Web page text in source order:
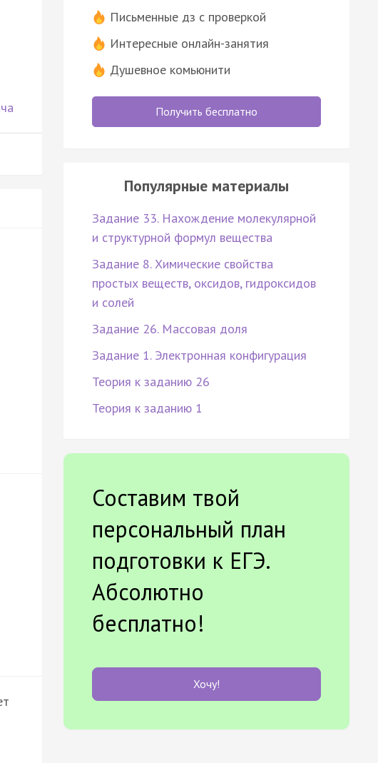
Письменные дз с проверкой
Интересные онлайн-занятия
Душевное комьюнити
Получить бесплатно
Популярные материалы
Задание 33. Нахождение молекулярной
и структурной формул вещества
Задание 8. Химические свойства
простых веществ, оксидов, гидроксидов
и солей
Задание 26. Массовая доля
Задание 1. Электронная конфигурация
Теория к заданию 26
Теория к заданию 1
Составим твой
персональный план
подготовки к ЕГЭ.
Абсолютно
бесплатно!
Хочу!